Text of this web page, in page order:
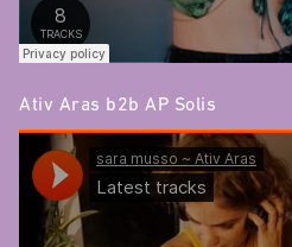
Ativ Aras b2b AP Solis